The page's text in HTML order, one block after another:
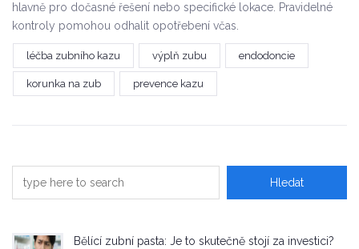
hlavně pro dočasné řešení nebo specifické lokace. Pravidelné
kontroly pomohou odhalit opotřebení včas.
léčba zubního kazu výplň zubu endodoncie
korunka na zub prevence kazu
Bělící zubní pasta: Je to skutečně stojí za investici?